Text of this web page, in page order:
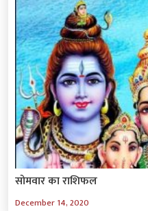
सोमवार का राशिफल
December 14, 2020